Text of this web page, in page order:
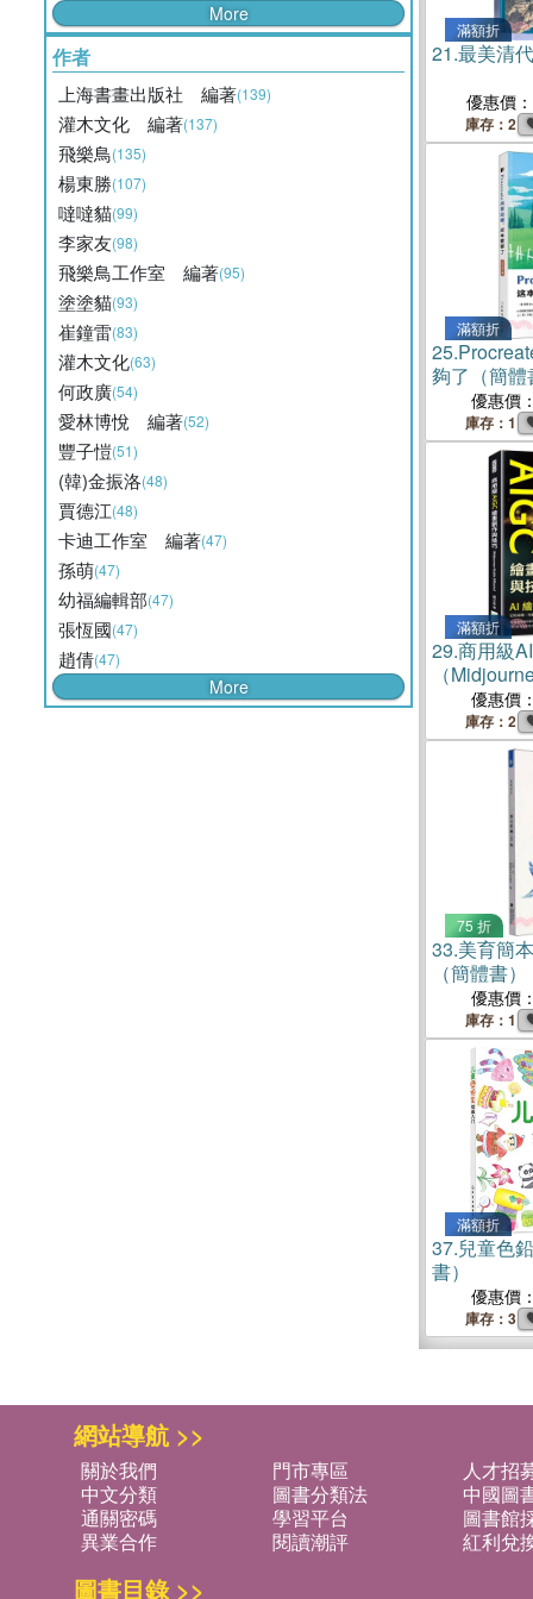
More
作者
上海書畫出版社 編著(139)
灌木文化 編著(137)
飛樂鳥(135)
楊東勝(107)
噠噠貓(99)
李家友(98)
飛樂鳥工作室 編著(95)
塗塗貓(93)
崔鐘雷(83)
灌木文化(63)
何政廣(54)
愛林博悅 編著(52)
豐子愷(51)
(韓)金振洛(48)
賈德江(48)
卡迪工作室 編著(47)
孫萌(47)
幼福編輯部(47)
張恆國(47)
趙倩(47)
More
滿額折
21.最美清代
優惠價：
庫存：2
滿額折
25.
夠了（簡體
優惠價
庫存：1
滿額折
29.商用級
（
Diffusion
念、發展
步入AI繪畫
的技能
優惠價
庫存：2
75 折
33.美育簡
（簡體書）
優惠價
庫存：1
滿額折
37.兒童色
書）
優惠價
庫存：3
網站導航 >>
關於我們 門市專區
人才招
中文分類
圖書分類法
中國圖
通關密碼
學習平台
圖書館
異業合作
閱讀潮評 紅利兌
圖書目錄 >>